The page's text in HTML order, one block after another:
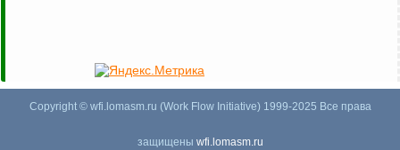
Copyright © wfi.lomasm.ru (Work Flow Initiative) 1999-2025 Все права
защищены wfi.lomasm.ru